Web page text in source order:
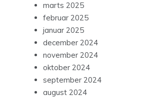
marts 2025
februar 2025
januar 2025
december 2024
november 2024
oktober 2024
september 2024
august 2024